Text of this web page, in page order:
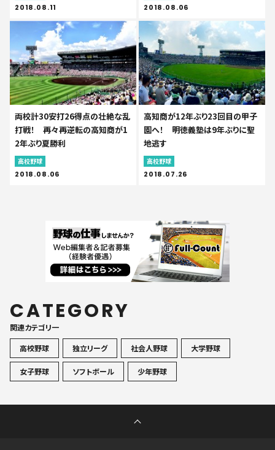
2018.08.11 2018.08.06
両校計30安打26得点の壮絶な乱
打戦！ 再々再逆転の高知商が1
2年ぶり夏勝利
高校野球
2018.08.06
高知商が12年ぶり23回目の甲子
園へ！ 明徳義塾は9年ぶりに聖
地逃す
高校野球
2018.07.26
CATEGORY
関連カテゴリ一
高校野球
独立リーグ 社会人野球 大学野球
女子野球 ソフトボール 少年野球